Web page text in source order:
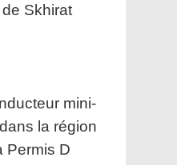
Skhirat
mini-
la région
Permis D